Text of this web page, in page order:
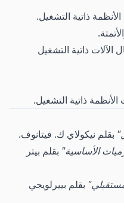
ذاتية التشغيل.
ذاتية التشغيل
ذاتية التشغيل.
بقلم نيكولاي ك. فيتانوف.
الأساسية" بقلم بيتر
بقلم بييرلويجي